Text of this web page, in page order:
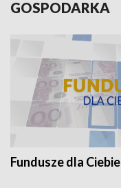
GOSPODARKA
Fundusze dla Ciebie